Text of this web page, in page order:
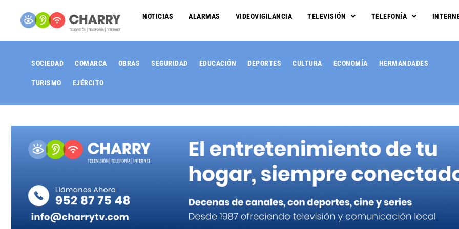
NOTICIAS ALARMAS VIDEOVIGILANCIA TELEVISIÓN TELEFONÍA
SOCIEDAD COMARCA OBRAS SEGURIDAD EDUCACIÓN DEPORTES CULTURA ECONOMÍA HERMANDADES
TURISMO EJÉRCITO